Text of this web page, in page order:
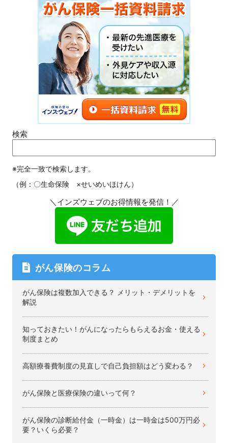
検索
※完全一致で検索します。
（例：〇生命保険 ×せいめいほけん）
＼インズウェブのお得情報を発信！／
がん保険のコラム
がん保険は複数加入できる？ メリット・デメリットを
解説
知っておきたい！がんになったらもらえるお金・使える
制度まとめ
高額療養費制度の見直しで自己負担額はどう変わる？
がん保険と医療保険の違いって何？
がん保険の診断給付金（一時金）は一時金は500万円必
要？いくら必要？